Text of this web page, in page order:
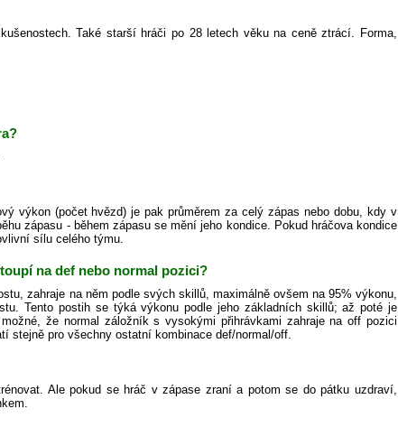
Také starší hráči po 28 letech věku na ceně ztrácí. Forma,
výkon (počet hvězd) je pak průměrem za celý zápas nebo dobu, kdy v
zápasu - během zápasu se mění jeho kondice. Pokud hráčova kondice
sílu celého týmu.
na def nebo normal pozici?
zahraje na něm podle svých skillů, maximálně ovšem na 95% výkonu,
Tento postih se týká výkonu podle jeho základních skillů; až poté je
že normal záložník s vysokými přihrávkami zahraje na off pozici
stejně pro všechny ostatní kombinace def/normal/off.
Ale pokud se hráč v zápase zraní a potom se do pátku uzdraví,